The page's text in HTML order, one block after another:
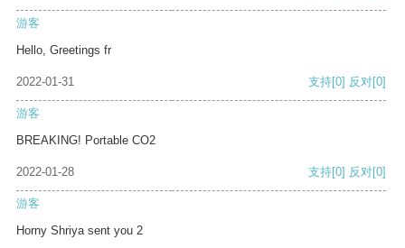
游客
Hello, Greetings fr
2022-01-31 支持[0] 反对[0]
游客
BREAKING! Portable CO2
2022-01-28 支持[0] 反对[0]
游客
Horny Shriya sent you 2